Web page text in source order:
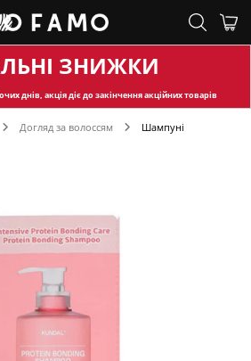
ЗНИЖКИ
днів, акція діє до закінчення акційних товарів
Догляд за волоссям Шампуні